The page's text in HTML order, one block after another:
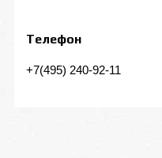
Телефон
+7(495) 240-92-11